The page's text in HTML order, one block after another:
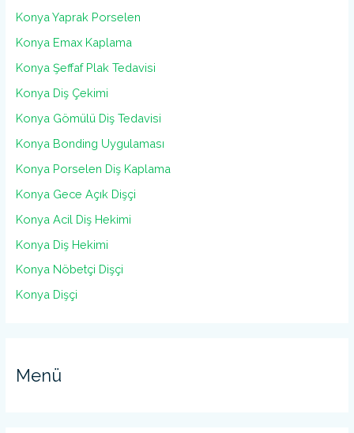
Konya Yaprak Porselen
Konya Emax Kaplama
Konya Şeffaf Plak Tedavisi
Konya Diş Çekimi
Konya Gömülü Diş Tedavisi
Konya Bonding Uygulaması
Konya Porselen Diş Kaplama
Konya Gece Açık Dişçi
Konya Acil Diş Hekimi
Konya Diş Hekimi
Konya Nöbetçi Dişçi
Konya Dişçi
Menü